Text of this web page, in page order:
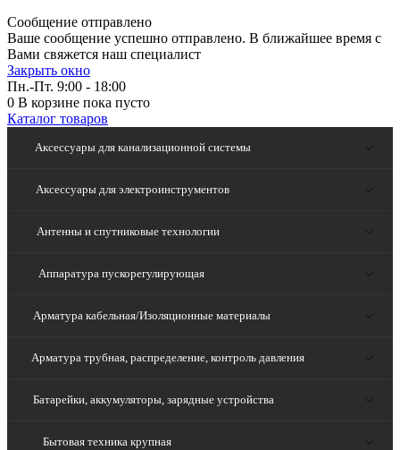
Сообщение отправлено
Ваше сообщение успешно отправлено. В ближайшее время с
Вами свяжется наш специалист
Закрыть окно
Пн.-Пт. 9:00 - 18:00
0 В корзине пока пусто
Каталог товаров
Аксессуары для канализационной системы
Аксессуары для электроинструментов
Антенны и спутниковые технологии
Аппаратура пускорегулирующая
Арматура кабельная/Изоляционные материалы
Арматура трубная, распределение, контроль давления
Батарейки, аккумуляторы, зарядные устройства
Бытовая техника крупная